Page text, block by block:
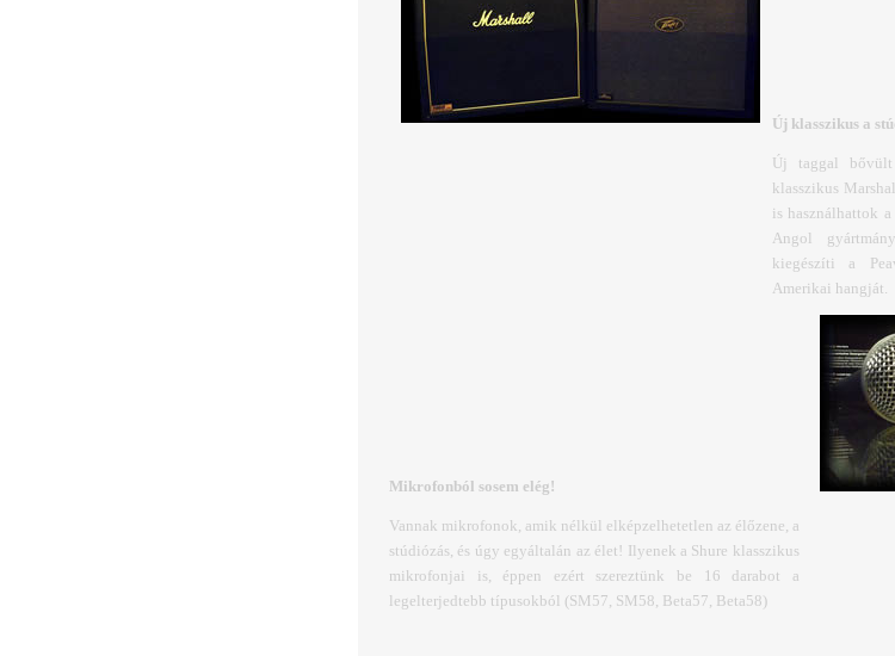
Új klasszikus a
Új taggal
klasszikus
is használhattok
Angol
kiegészíti a
Amerikai hangját.
Mikrofonból sosem elég!
Vannak mikrofonok, amik nélkül elképzelhetetlen az élőzene, a
stúdiózás, és úgy egyáltalán az élet! Ilyenek a Shure klasszikus
mikrofonjai is, éppen ezért szereztünk be 16 darabot a
legelterjedtebb típusokból (SM57, SM58, Beta57, Beta58)